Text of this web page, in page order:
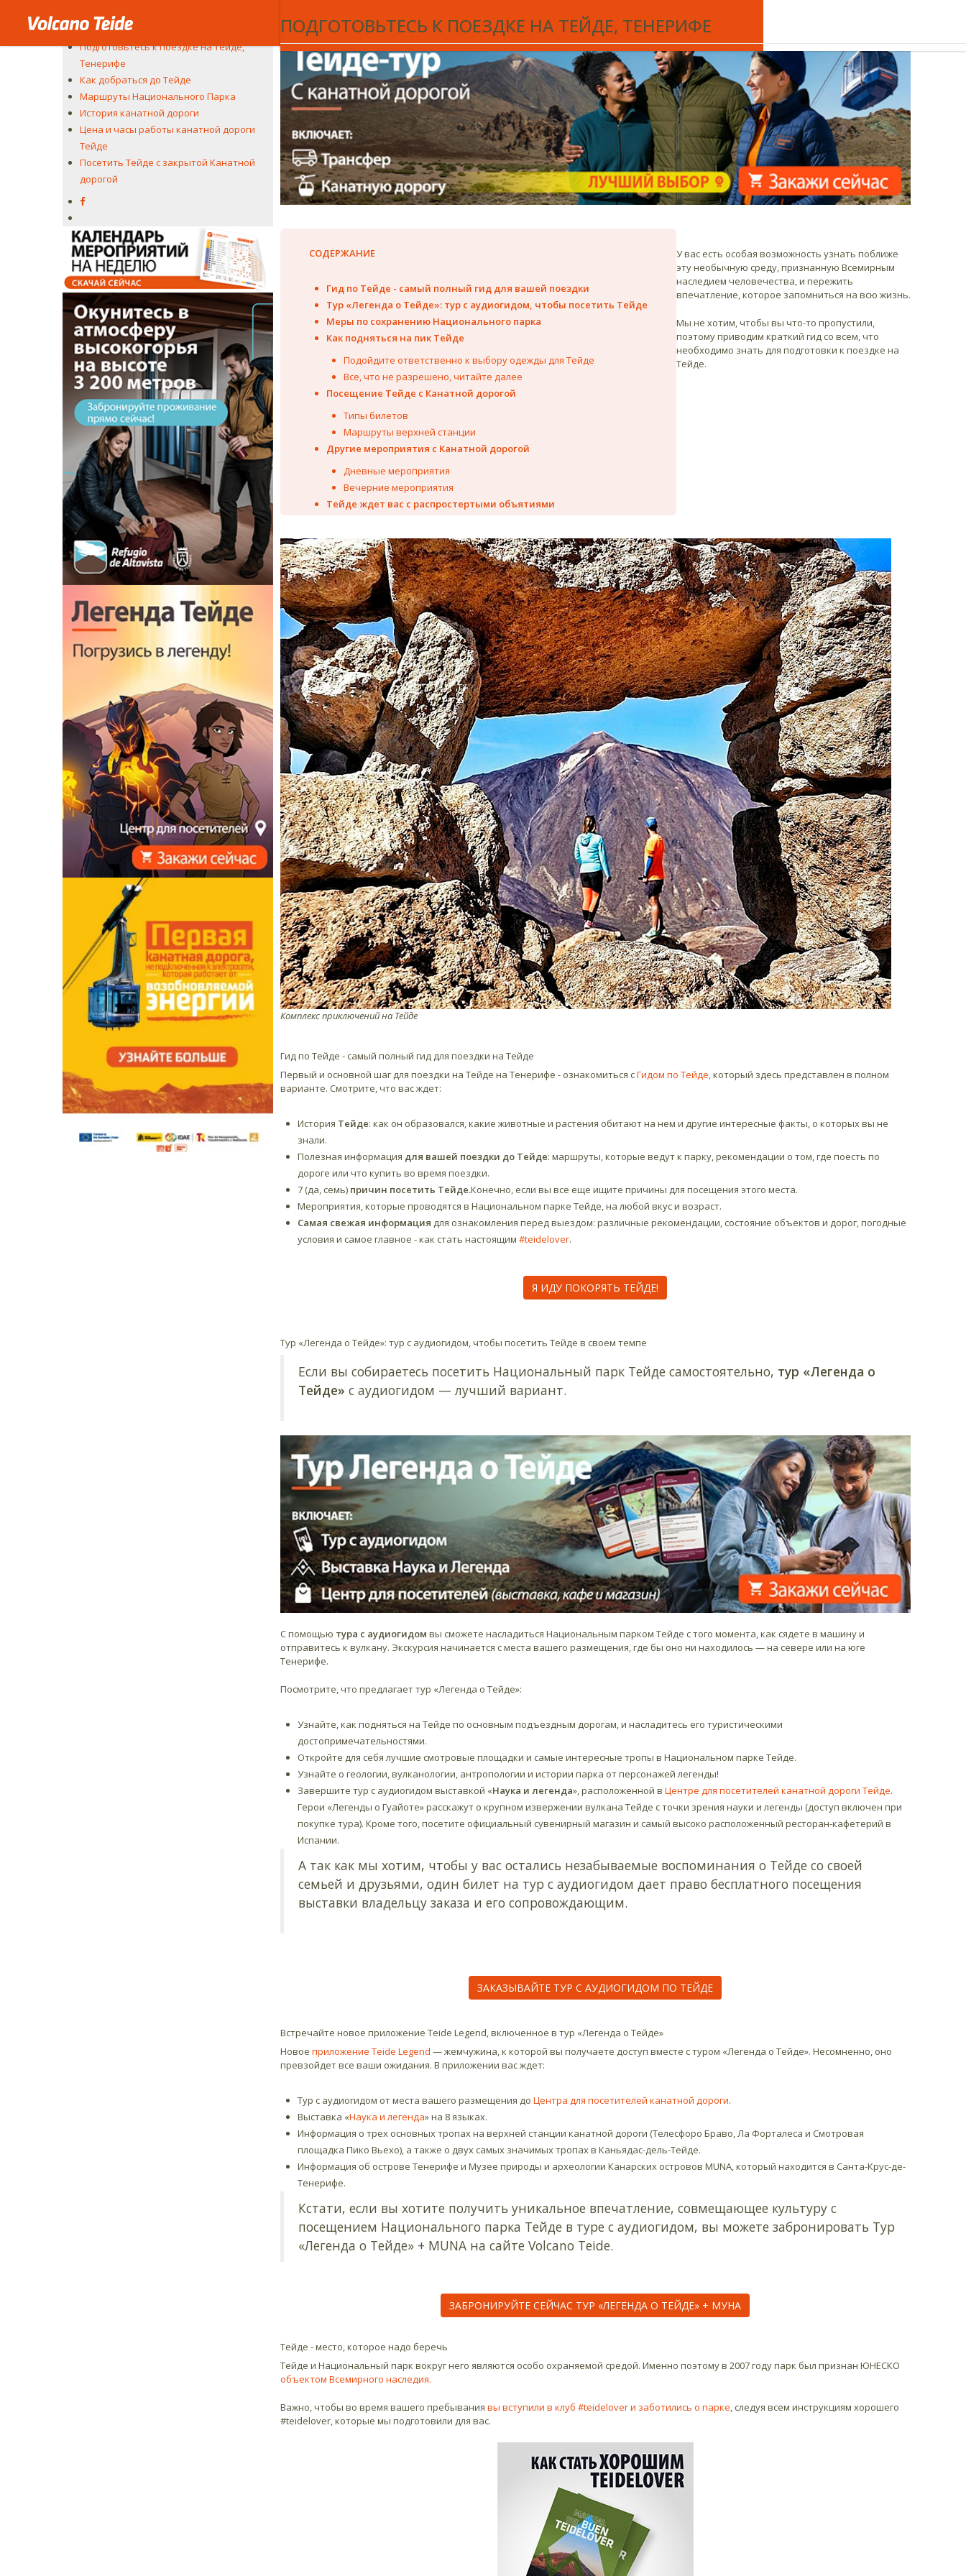
Подвесная канатная дорога
Впечатления
Подготовьтесь к поездке на Тейде,
Тенерифе
Как добраться до Тейде
Маршруты Национального Парка
История канатной дороги
Цена и часы работы канатной дороги
Тейде
Посетить Тейде с закрытой Канатной
дорогой
ПОДГОТОВЬТЕСЬ К ПОЕЗДКЕ НА ТЕЙДЕ, ТЕНЕРИФЕ
СОДЕРЖАНИЕ
Гид по Тейде - самый полный гид для вашей поездки
Тур «Легенда о Тейде»: тур с аудиогидом, чтобы посетить Тейде
Меры по сохранению Национального парка
Как подняться на пик Тейде
Подойдите ответственно к выбору одежды для Тейде
Все, что не разрешено, читайте далее
Посещение Тейде с Канатной дорогой
Типы билетов
Маршруты верхней станции
Другие мероприятия с Канатной дорогой
Дневные мероприятия
Вечерние мероприятия
Тейде ждет вас с распростертыми объятиями
У вас есть особая возможность узнать поближе
эту необычную среду, признанную Всемирным
наследием человечества, и пережить
впечатление, которое запомниться на всю жизнь.
Мы не хотим, чтобы вы что-то пропустили,
поэтому приводим краткий гид со всем, что
необходимо знать для подготовки к поездке на
Тейде.
Комплекс приключений на Тейде
Гид по Тейде - самый полный гид для поездки на Тейде
Первый и основной шаг для поездки на Тейде на Тенерифе - ознакомиться сГидом по Тейде,который здесь представлен в полном
варианте. Смотрите, что вас ждет:
История Тейде: как он образовался, какие животные и растения обитают на нем и другие интересные факты, о которых вы не
знали.
Полезная информация для вашей поездки до Тейде: маршруты, которые ведут к парку, рекомендации о том, где поесть по
дороге или что купить во время поездки.
7 (да, семь) причин посетить Тейде.Конечно, если вы все еще ищите причины для посещения этого места.
Мероприятия, которые проводятся в Национальном парке Тейде, на любой вкус и возраст.
Самая свежая информация для ознакомления перед выездом: различные рекомендации, состояние объектов и дорог, погодные
условия и самое главное - как стать настоящим #teidelover.
Я ИДУ ПОКОРЯТЬ ТЕЙДЕ!
Тур «Легенда о Тейде»: тур с аудиогидом, чтобы посетить Тейде в своем темпе
Если вы собираетесь посетить Национальный парк Тейде самостоятельно, тур «Легенда о
Тейде» с аудиогидом — лучший вариант.
С помощью тура с аудиогидом вы сможете насладиться Национальным парком Тейде с того момента, как сядете в машину и
отправитесь к вулкану. Экскурсия начинается с места вашего размещения, где бы оно ни находилось — на севере или на юге
Тенерифе.
Посмотрите, что предлагает тур «Легенда о Тейде»:
Узнайте, как подняться на Тейде по основным подъездным дорогам, и насладитесь его туристическими
достопримечательностями.
Откройте для себя лучшие смотровые площадки и самые интересные тропы в Национальном парке Тейде.
Узнайте о геологии, вулканологии, антропологии и истории парка от персонажей легенды!
Завершите тур с аудиогидом выставкой «Наука и легенда», расположенной в Центре для посетителей канатной дороги Тейде.
Герои «Легенды о Гуайоте» расскажут о крупном извержении вулкана Тейде с точки зрения науки и легенды (доступ включен при
покупке тура). Кроме того, посетите официальный сувенирный магазин и самый высоко расположенный ресторан-кафетерий в
Испании.
А так как мы хотим, чтобы у вас остались незабываемые воспоминания о Тейде со своей
семьей и друзьями, один билет на тур с аудиогидом дает право бесплатного посещения
выставки владельцу заказа и его сопровождающим.
ЗАКАЗЫВАЙТЕ ТУР С АУДИОГИДОМ ПО ТЕЙДЕ
Встречайте новое приложение Teide Legend, включенное в тур «Легенда о Тейде»
Новое приложение Teide Legend — жемчужина, к которой вы получаете доступ вместе с туром «Легенда о Тейде». Несомненно, оно
превзойдет все ваши ожидания. В приложении вас ждет:
Тур с аудиогидом от места вашего размещения до Центра для посетителей канатной дороги.
Выставка «Наука и легенда» на 8 языках.
Информация о трех основных тропах на верхней станции канатной дороги (Телесфоро Браво, Ла Форталеса и Смотровая
площадка Пико Вьехо), а также о двух самых значимых тропах в Каньядас-дель-Тейде.
Информация об острове Тенерифе и Музее природы и археологии Канарских островов MUNA, который находится в Санта-Крус-де-
Тенерифе.
Кстати, если вы хотите получить уникальное впечатление, совмещающее культуру с
посещением Национального парка Тейде в туре с аудиогидом, вы можете забронировать Тур
«Легенда о Тейде» + MUNA на сайте Volcano Teide.
ЗАБРОНИРУЙТЕ СЕЙЧАС ТУР «ЛЕГЕНДА О ТЕЙДЕ» + МУНА
Тейде - место, которое надо беречь
Тейде и Национальный парк вокруг него являются особо охраняемой средой. Именно поэтому в 2007 году парк был признан ЮНЕСКО
объектом Всемирного наследия.
Важно, чтобы во время вашего пребывания вы вступили в клуб #teidelover и заботились о парке, следуя всем инструкциям хорошего
#teidelover, которые мы подготовили для вас.